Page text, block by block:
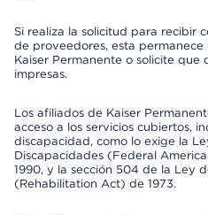
Si realiza la solicitud para recibir
de proveedores, esta
Kaiser Permanente o solicite que
impresas.
Los afiliados de Kaiser
acceso a los servicios cubiertos,
discapacidad, como lo exige la
Discapacidades (Federal
1990, y la sección 504 de la Ley
(Rehabilitation Act) de 1973.